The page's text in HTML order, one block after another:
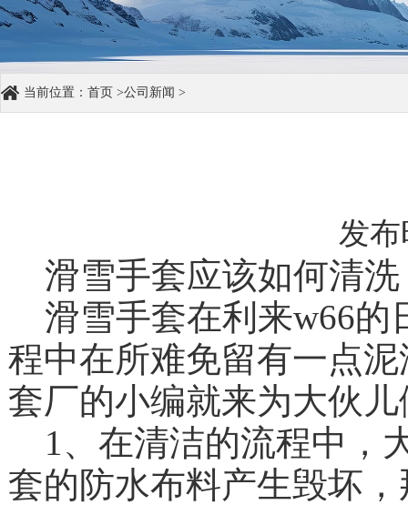
当前位置： 首页 >公司新闻 >
发布
滑雪手套应该如何清洗
滑雪手套在利来w66的日
程中在所难免留有一点
套厂的小编就来为大
1、在清洁的流程中，大
套的防水布料产生毁坏，